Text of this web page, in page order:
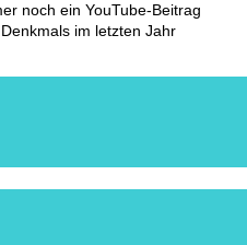
noch ein YouTube-Beitrag
im letzten Jahr